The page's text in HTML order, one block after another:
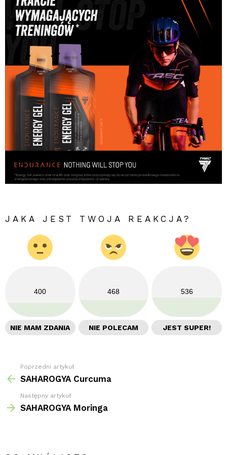
JAKA JEST TWOJA REAKCJA?
400
NIE MAM ZDANIA
468
NIE POLECAM
536
JEST SUPER!
Zobacz
więcej
Poprzedni artykuł
SAHAROGYA Curcuma
Następny artykuł
SAHAROGYA Moringa